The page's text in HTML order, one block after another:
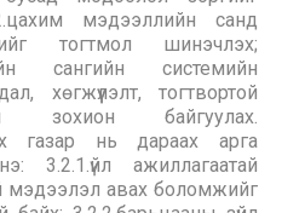
мэдээллийн санд
тогтмол шинэчлэх;
сангийн системийн
хөгжүүлэлт, тогтвортой
зохион байгуулах.
газар нь дараах арга
3.2.1.үйл ажиллагаатай
мэдээлэл авах боломжийг